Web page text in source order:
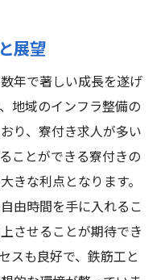
展望
年で著しい成長を遂げ
地域のインフラ整備の
り、寮付き求人が多い
ことができる寮付きの
きな利点となります。
由時間を手に入れるこ
させることが期待でき
スも良好で、鉄筋工と